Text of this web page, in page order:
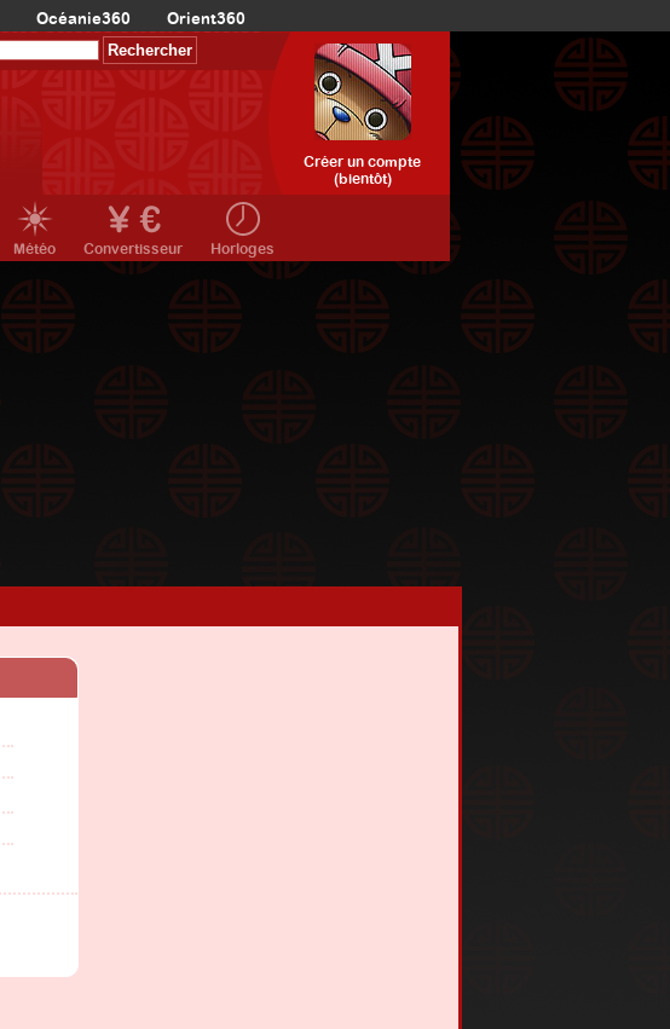
Océanie360 Orient360
Créer un compte
(bientôt)
Météo Convertisseur Horloges